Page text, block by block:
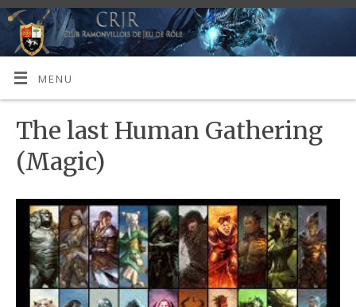
MENU
The last Human Gathering
(Magic)